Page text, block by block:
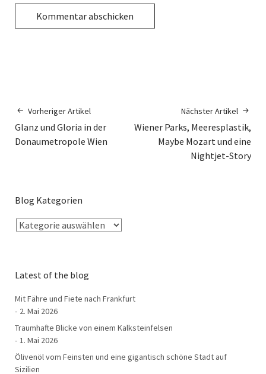
Vorheriger Artikel
Glanz und Gloria in der
Donaumetropole Wien
Nächster Artikel
Wiener Parks, Meeresplastik,
Maybe Mozart und eine
Nightjet-Story
Blog Kategorien
Latest of the blog
Mit Fähre und Fiete nach Frankfurt
2. Mai 2026
Traumhafte Blicke von einem Kalksteinfelsen
1. Mai 2026
Ölivenöl vom Feinsten und eine gigantisch schöne Stadt auf
Sizilien